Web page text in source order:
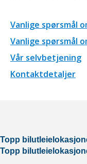
Vanlige spørsmål
Vanlige spørsmål
Vår selvbetjening
Kontaktdetaljer
Topp
Topp